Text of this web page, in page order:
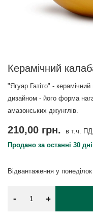
Керамічний
"Ягуар Гатіто" -
дизайном - його форма
амазонських джунглів.
Відвантаження у понеділок
210,00 грн. в т.ч.
Продано за останні 30
- +